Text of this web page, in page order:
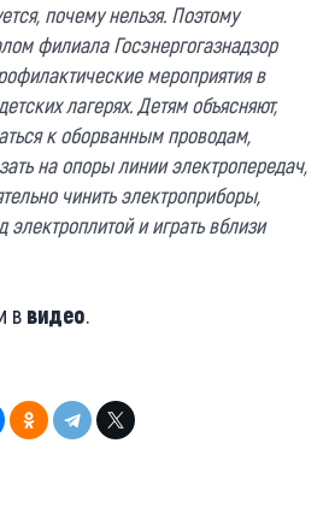
почему нельзя. Поэтому
филиала Госэнергогазнадзор
мероприятия в
лагерях. Детям объясняют,
к оборванным проводам,
на опоры линии электропередач,
чинить электроприборы,
и играть вблизи
в видео.